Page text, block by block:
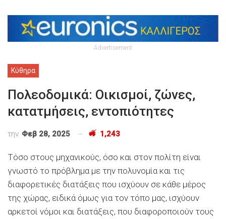
Advertisement
Κύθηρα
Πολεοδομικά: Οικισμοί, ζώνες,
κατατμήσεις, εντοπιότητες
την Φεβ 28, 2025 1,243
Τόσο στους μηχανικούς, όσο και στον πολίτη είναι
γνωστό το πρόβλημα με την πολυνομία και τις
διαφορετικές διατάξεις που ισχύουν σε κάθε μέρος
της χώρας, ειδικά όμως για τον τόπο μας, ισχύουν
αρκετοί νόμοι και διατάξεις, που διαφοροποιούν τους